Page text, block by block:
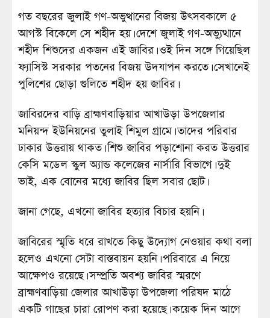
গত বছরের জুলাই গণ-অভুত্থানের বিজয় উৎসবকালে ৫
আগস্ট বিকেলে সে শহীদ হয়। দেশে জুলাই গণ-অভ্যুত্থানে
শহীদ শিশুদের একজন এই জাবির। ওই দিন সঙ্গে গিয়েছিল
ফ্যাসিস্ট সরকার পতনের বিজয় উদযাপন করতে। সেখানেই
পুলিশের ছোড়া গুলিতে শহীদ হয় জাবির।
জাবিরদের বাড়ি ব্রাহ্মণবাড়িয়ার আখাউড়া উপজেলার
মনিয়ন্দ ইউনিয়নের তুলাই শিমুল গ্রামে। তাদের পরিবার
ঢাকার উত্তরায় থাকত। শিশু জাবির পড়াশোনা করত উত্তরার
কেসি মডেল স্কুল অ্যান্ড কলেজের নার্সারি বিভাগে। দুই
ভাই, এক বোনের মধ্যে জাবির ছিল সবার ছোট।
জানা গেছে, এখনো জাবির হত্যার বিচার হয়নি।
জাবিরের স্মৃতি ধরে রাখতে কিছু উদ্যোগ নেওয়ার কথা বলা
হলেও এখনো সেটা বাস্তবায়ন হয়নি। পরিবারে এ নিয়ে
আক্ষেপও রয়েছে। সম্প্রতি অবশ্য জাবির স্মরণে
ব্রাহ্মণবাড়িয়া জেলার আখাউড়া উপজেলা পরিষদ মাঠে
একটি গাছের চারা রোপণ করা হয়েছে। কয়েক দিন আগে